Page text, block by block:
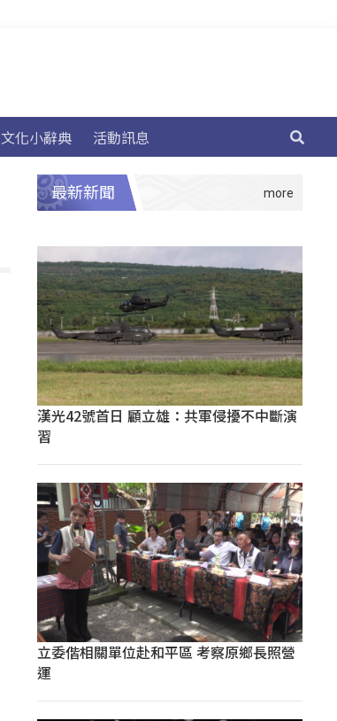
文化小辭典 活動訊息
最新新聞
漢光42號首日 顧立雄：共軍侵擾不中斷演
習
立委偕相關單位赴和平區 考察原鄉長照營
運